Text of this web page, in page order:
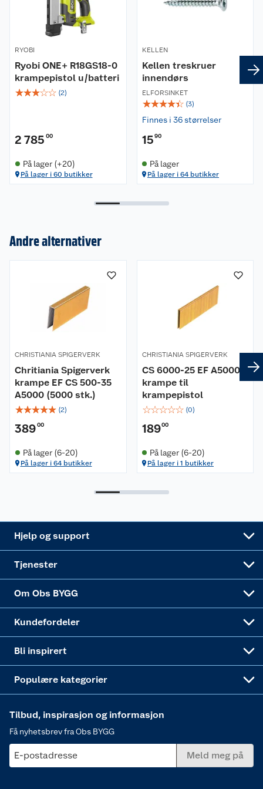
RYOBI
Ryobi ONE+ R18GS18-0
krampepistol u/batteri
☆☆☆☆☆ (2)
2 785 00
På lager (+20)
På lager i 60 butikker
KELLEN
Kellen treskruer
innendørs
ELFORSINKET
☆☆☆☆☆ (3)
Finnes i 36 størrelser
15 90
På lager
På lager i 64 butikker
Andre alternativer
CHRISTIANIA SPIGERVERK
Chritiania Spigerverk
krampe EF CS 500-35
A5000 (5000 stk.)
☆☆☆☆☆ (2)
38900
På lager (6-20)
På lager i 64 butikker
CHRISTIANIA SPIGERVERK
CS 6000-25 EF A5000
krampe til
krampepistol
☆☆☆☆☆ (0)
18900
På lager (6-20)
På lager i 1 butikker
Hjelp og support
Kontakt oss
Retur- og angrerett
Reklamasjon
Ofte stilte spørsmål
Leveringstid
Tjenester
Leie tilhenger
Om Obs BYGG
Om oss
Våre merkevarer
Våre kjeder
Kjøpsvilkår
Personvern
Cookies
Bærekraft
Kundefordeler
Lavprisløfte
Åpent kjøp
Retur av el-avfall
Bli inspirert
Hageinspirasjon
Oppussing med utemaling
Oppussing med innemaling
Et varmere hjem
Populære kategorier
Gulv
Tilbud, inspirasjon og informasjon
Få nyhetsbrev fra Obs BYGG
E-postadresse Meld meg på